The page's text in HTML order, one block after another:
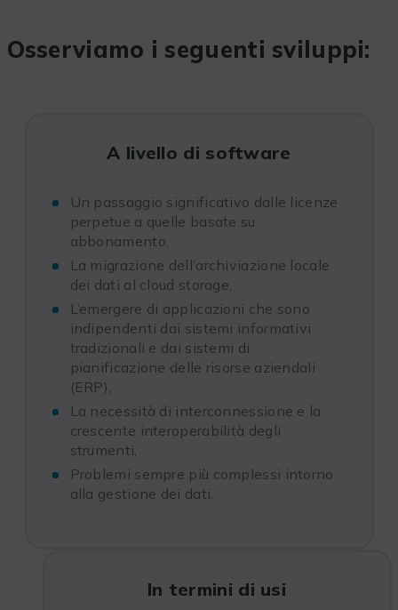
Osserviamo i seguenti sviluppi:
A livello di software
Un passaggio significativo dalle licenze
perpetue a quelle basate su
abbonamento,
La migrazione dell’archiviazione locale
dei dati al cloud storage,
L’emergere di applicazioni che sono
indipendenti dai sistemi informativi
tradizionali e dai sistemi di
pianificazione delle risorse aziendali
(ERP),
La necessità di interconnessione e la
crescente interoperabilità degli
strumenti,
Problemi sempre più complessi intorno
alla gestione dei dati.
In termini di usi